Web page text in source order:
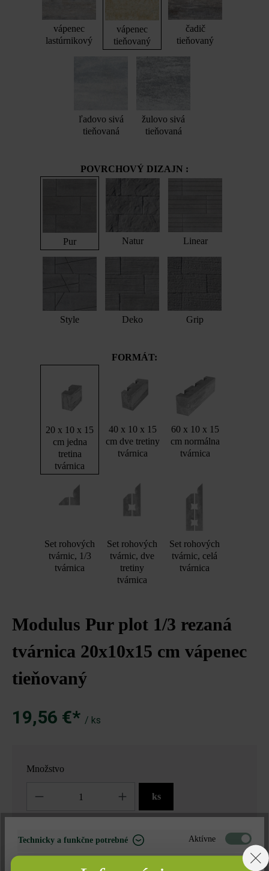
vápenec
lastúrnikový
vápenec
tieňovaný
čadič
tieňovaný
ľadovo sivá
tieňovaná
žulovo sivá
tieňovaná
POVRCHOVÝ DIZAJN :
Pur Natur Linear
Style Deko Grip
FORMÁT:
20 x 10 x 15
cm jedna
tretina
tvárnica
40 x 10 x 15
cm dve tretiny
tvárnica
60 x 10 x 15
cm normálna
tvárnica
Set rohových
tvárnic, 1/3
tvárnica
Set rohových
tvárnic, dve
tretiny
tvárnica
Set rohových
tvárnic, celá
tvárnica
Modulus Pur plot 1/3 rezaná
tvárnica 20x10x15 cm vápenec
tieňovaný
19,56 €* / ks
Množstvo
ks
Technicky a funkčne potrebné Aktívne